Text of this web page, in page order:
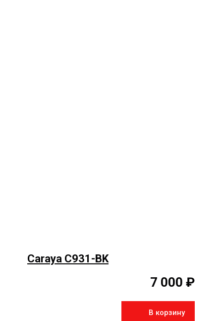
Caraya C931-BK
7 000 ₽
В корзину